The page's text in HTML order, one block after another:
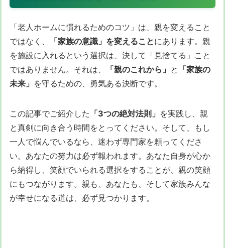
「老人ホームに慣れるためのコツ」は、親を変えること
ではなく、
「家族の意識」を変えることにあります。親
を施設に入れるという選択は、決して「見捨てる」こと
ではありません。それは、
「親のこれから」 と 「家族の
未来」 を守るための、勇気ある決断です。
この記事でご紹介した 「3つの絶対法則」 を実践し、親
と真剣に向き合う時間をとってください。そして、もし
一人で悩んでいるなら、迷わず専門家を頼ってくださ
い。あなたの努力は必ず報われます。あなた自身が心か
ら納得し、笑顔でいられる選択をすることが、親の笑顔
にもつながります。親も、あなたも、そして家族みんな
が幸せになる道は、必ず見つかります。